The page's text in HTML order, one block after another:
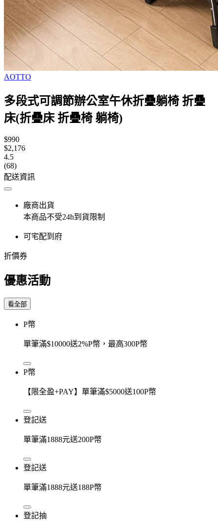
AOTTO
多段式可調節辦公室午休折疊躺椅 折疊
床(折疊床 折疊椅 躺椅)
$990
$2,176
4.5
(68)
配送資訊
廠商出貨
本商品不受24h到貨限制
可宅配到府
折價券
優惠活動
看全部
P幣
單筆滿$10000送2%P幣，最高300P幣
P幣
【限全盈+PAY】單筆滿$5000送100P幣
登記送
單筆滿1888元送200P幣
登記送
單筆滿1888元送188P幣
登記抽